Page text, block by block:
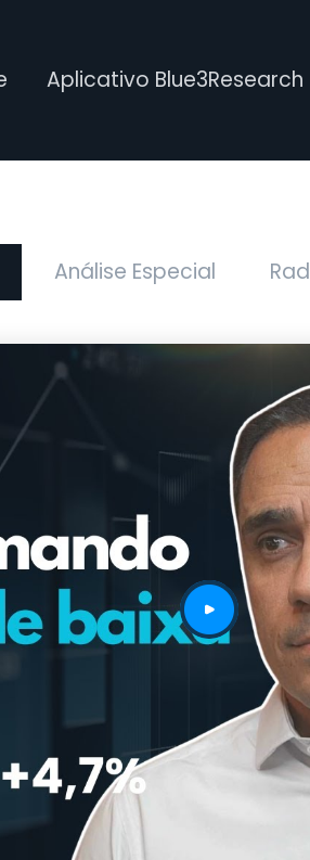
Aplicativo Blue3Research
Análise Especial